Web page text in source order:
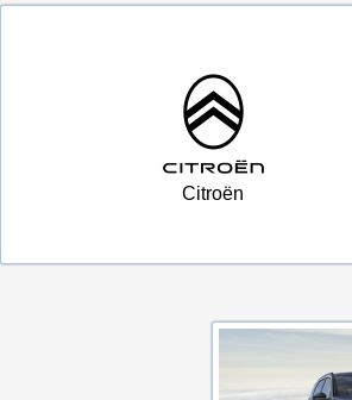
Citroën